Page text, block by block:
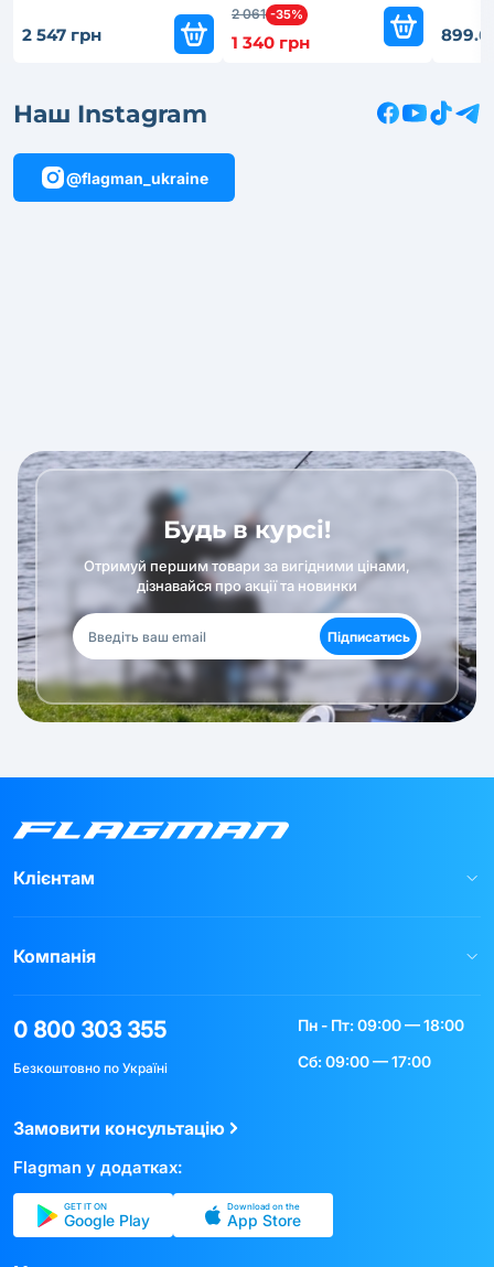
2 547 грн
2 061 -35%
1 340 грн 899.6
Наш Instagram
@flagman_ukraine
Будь в курсі!
Отримуй першим товари за вигідними цінами,
дізнавайся про акції та новинки
Підписатись
Клієнтам
Компанія
0 800 303 355
Безкоштовно по Україні
Пн - Пт: 09:00 — 18:00
Сб: 09:00 — 17:00
Замовити консультацію
Flagman у додатках:
GET IT ON
Google Play
Download on the
App Store